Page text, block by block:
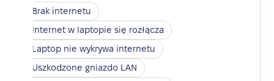
Brak internetu
Internet w laptopie się rozłącza
Laptop nie wykrywa internetu
Uszkodzone gniazdo LAN